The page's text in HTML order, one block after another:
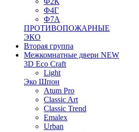
Ф4Г
Ф7А
ПРОТИВОПОЖАРНЫЕ
ЭКО
Вторая группа
Межкомнатные двери NEW
3D Eco Craft
Light
Эко Шпон
Atum Pro
Classic Art
Classic Trend
Emalex
Urban